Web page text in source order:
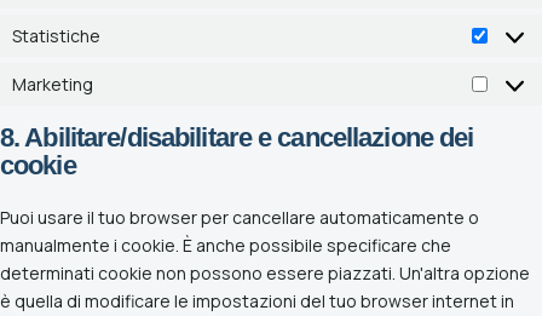
Statistiche
Marketing
8. Abilitare/disabilitare e cancellazione dei
cookie
Puoi usare il tuo browser per cancellare automaticamente o
manualmente i cookie. È anche possibile specificare che
determinati cookie non possono essere piazzati. Un'altra opzione
è quella di modificare le impostazioni del tuo browser internet in